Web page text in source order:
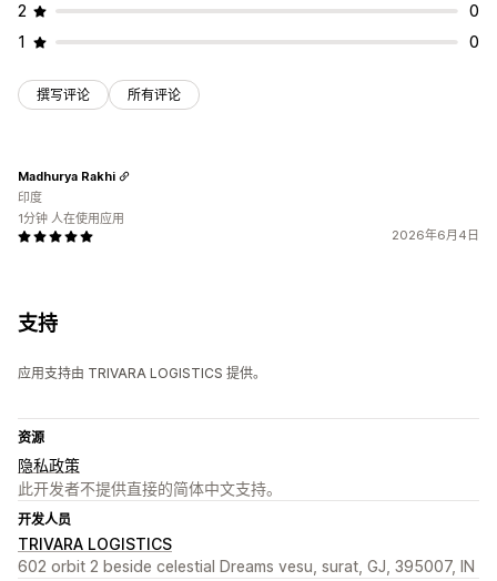
2
0
1
0
撰写评论 所有评论
2026年6月4日
Madhurya Rakhi
印度
1分钟 人在使用应用
支持
应用支持由 TRIVARA LOGISTICS 提供。
资源
隐私政策
此开发者不提供直接的简体中文支持。
开发人员
TRIVARA LOGISTICS
602 orbit 2 beside celestial Dreams vesu, surat, GJ, 395007, IN